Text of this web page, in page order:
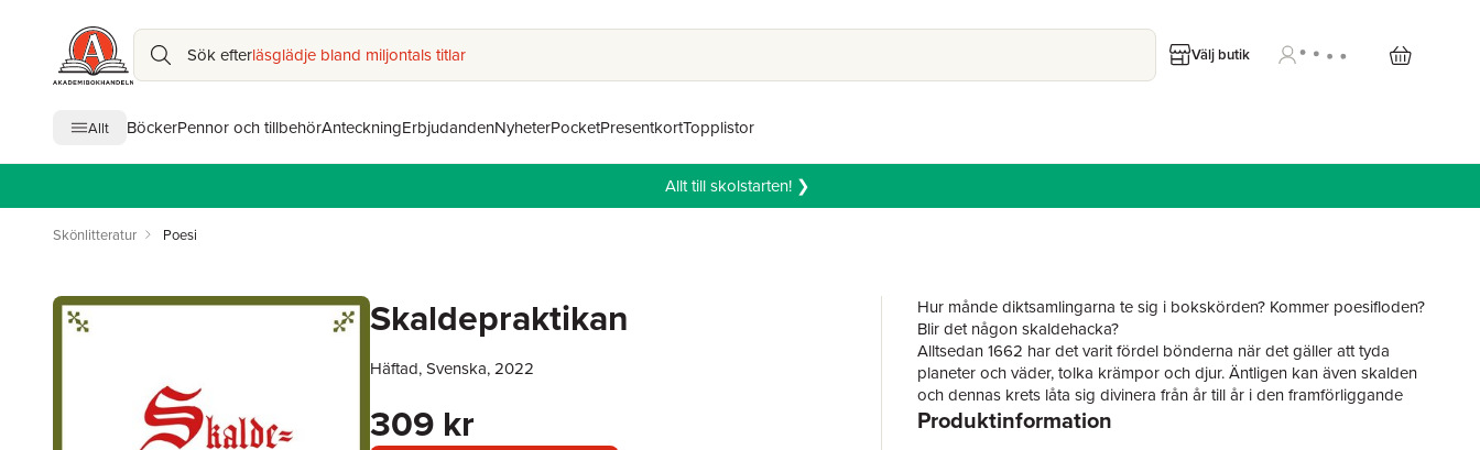
Sök efterläsglädje bland miljontals titlar Välj butik
Allt BöckerPennor och tillbehörAnteckningErbjudandenNyheterPocketPresentkortTopplistor
Allt till skolstarten! ❯
Skönlitteratur Poesi
Skaldepraktikan
Häftad, Svenska, 2022
309 kr
Hur månde diktsamlingarna te sig i bokskörden? Kommer poesifloden?
Blir det någon skaldehacka?
Alltsedan 1662 har det varit fördel bönderna när det gäller att tyda
planeter och väder, tolka krämpor och djur. Äntligen kan även skalden
och dennas krets låta sig divinera från år till år i den framförliggande
evigheten. Bondepraktikan är död! Länge leve Skaldepraktikan!
Produktinformation